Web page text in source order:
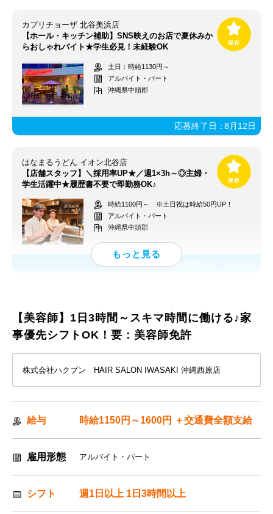
カプリチョーザ 北谷美浜店
【ホール・キッチン補助】SNS映えのお店で夏休みか
らおしゃれバイト★学生必見！未経験OK
土日：時給1130円～
アルバイト・パート
沖縄県中頭郡
応募終了日：8月12日
はなまるうどん イオン北谷店
【店舗スタッフ】＼採用率UP★／週1×3h～◎主婦・
学生活躍中★履歴書不要で即勤務OK♪
時給1100円～ ※土日祝は時給50円UP！
アルバイト・パート
沖縄県中頭郡
応募終了日：
【美容師】1日3時間～スキマ時間に働ける♪家
事優先シフトOK！要：美容師免許
株式会社ハクブン HAIR SALON IWASAKI 沖縄西原店
給与 時給1150円～1600円 ＋交通費全額支給
雇用形態 アルバイト・パート
シフト 週1日以上 1日3時間以上